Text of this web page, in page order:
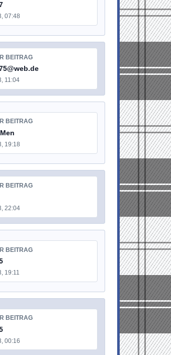
07:48
BEITRAG
11:04
BEITRAG
19:18
BEITRAG
22:04
BEITRAG
19:11
BEITRAG
00:16